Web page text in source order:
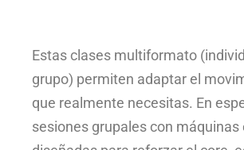
Estas clases multiformato
grupo) permiten adaptar el
que realmente necesitas. En
sesiones grupales con máquinas